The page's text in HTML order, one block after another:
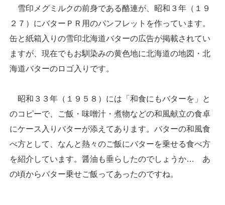
雪印メグミルクの前身である酪連が、昭和３年（１９
２７）にバターＰＲ用のパンフレットを作っています。
缶と紙箱入りの雪印北海道バターの広告が掲載されてい
ますが、現在でもお馴染みの黄色地に北海道の地図・北
海道バターのロゴ入りです。
昭和３３年（１９５８）には「和食にもバターを」と
のコピーで、ご飯・味噌汁・煮物などの和風献立の食卓
にケース入りバターが添えてあります。バターの和風食
べ方として、なんと熱々のご飯にバターを乗せる食べ方
を紹介しています。醤油も垂らしたのでしょうか… あ
の頃からバター乗せご飯ってあったのですね。